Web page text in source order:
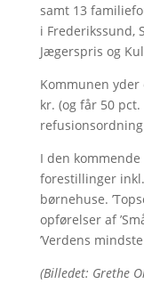
samt 13
i Frederikssund,
Jægerspris og
Kommunen
kr. (og får 50
I den
forestillinger
børnehuse.
opførelser af
’Verdens
(Billedet: Grethe